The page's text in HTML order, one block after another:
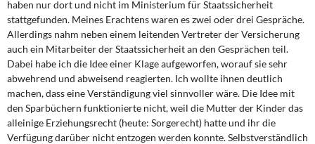
haben nur dort und nicht im Ministerium für Staatssicherheit
stattgefunden. Meines Erachtens waren es zwei oder drei Gespräche.
Allerdings nahm neben einem leitenden Vertreter der Versi­cherung
auch ein Mitarbeiter der Staatssicherheit an den Gesprächen teil.
Dabei habe ich die Idee einer Klage aufgeworfen, worauf sie sehr
abwehrend und abweisend rea­gierten. Ich wollte ihnen deutlich
machen, dass eine Verständigung viel sinnvoller wäre. Die Idee mit
den Sparbüchern funktionierte nicht, weil die Mutter der Kinder das
alleini­ge Erziehungsrecht (heute: Sorgerecht) hatte und ihr die
Verfügung darüber nicht ent­zogen werden konnte. Selbstverständlich